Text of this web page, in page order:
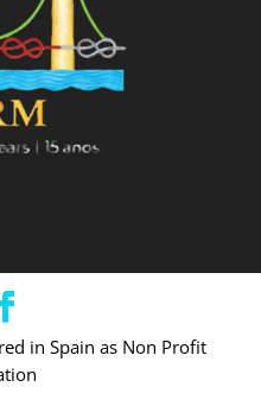
in Spain as Non Profit